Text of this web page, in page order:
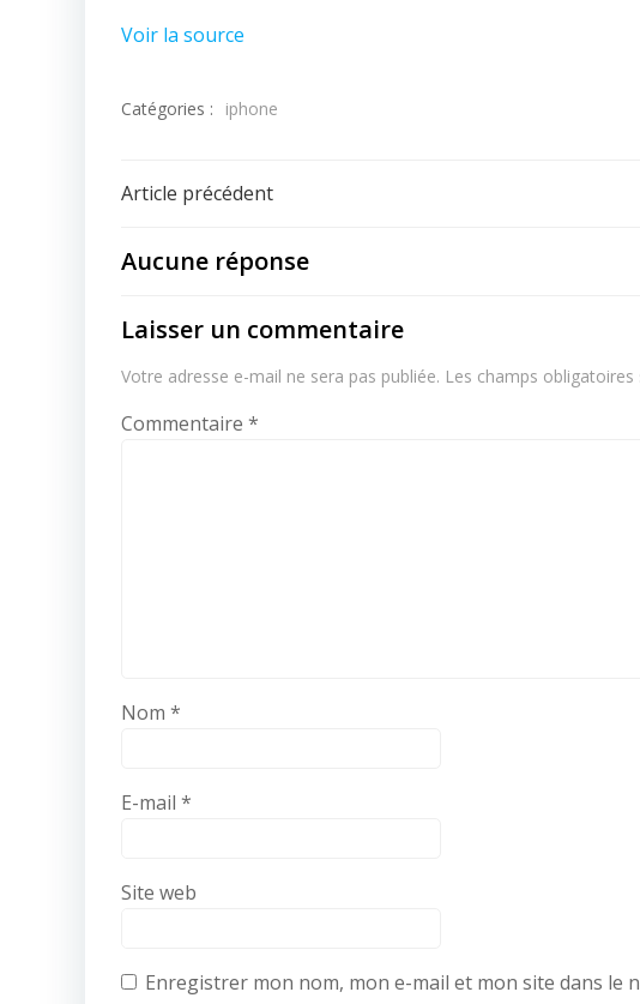
Voir la source
Catégories : iphone
Navigation
de
l’article
Article précédent
Aucune réponse
Laisser un commentaire
Votre adresse e-mail ne sera pas publiée. Les champs
Commentaire *
Nom *
E-mail *
Site web
Enregistrer mon nom, mon e-mail et mon site dans